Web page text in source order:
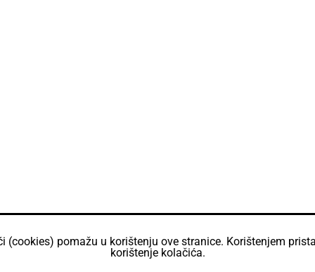
(cookies) pomažu u korištenju ove stranice. Korištenjem
korištenje kolačića.